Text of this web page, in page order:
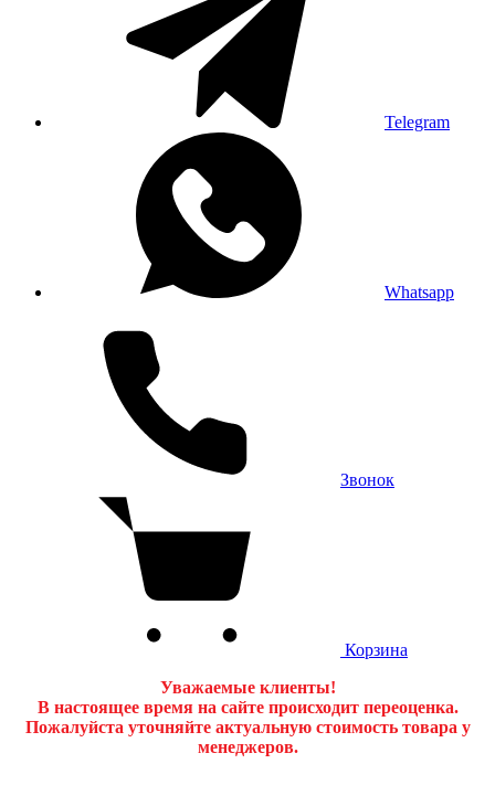
Telegram
Whatsapp
Звонок
Корзина
Уважаемые клиенты!
В настоящее время на сайте происходит переоценка.
Пожалуйста уточняйте актуальную стоимость товара у
менеджеров.